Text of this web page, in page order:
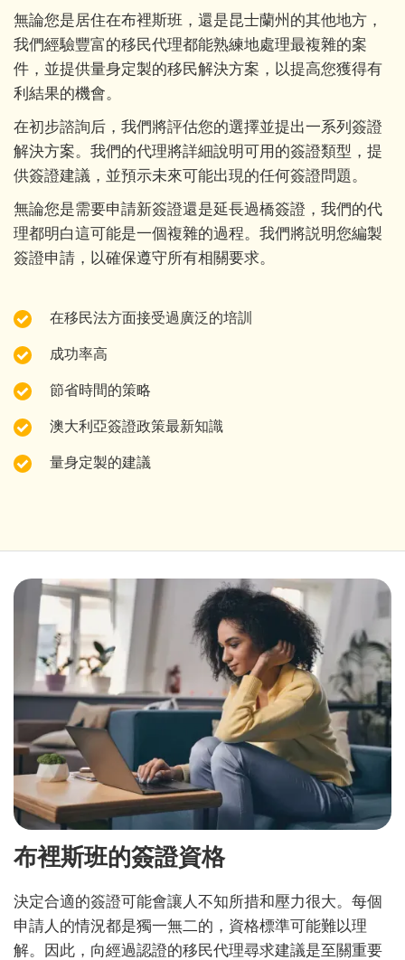
無論您是居住在布裡斯班，還是昆士蘭州的其他地方，
我們經驗豐富的移民代理都能熟練地處理最複雜的案
件，並提供量身定製的移民解決方案，以提高您獲得有
利結果的機會。
在初步諮詢后，我們將評估您的選擇並提出一系列簽證
解決方案。我們的代理將詳細說明可用的簽證類型，提
供簽證建議，並預示未來可能出現的任何簽證問題。
無論您是需要申請新簽證還是延長過橋簽證，我們的代
理都明白這可能是一個複雜的過程。我們將説明您編製
簽證申請，以確保遵守所有相關要求。
在移民法方面接受過廣泛的培訓
成功率高
節省時間的策略
澳大利亞簽證政策最新知識
量身定製的建議
布裡斯班的簽證資格
決定合適的簽證可能會讓人不知所措和壓力很大。每個
申請人的情況都是獨一無二的，資格標準可能難以理
解。因此，向經過認證的移民代理尋求建議是至關重要